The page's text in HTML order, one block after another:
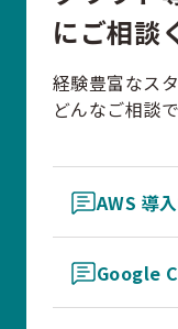
にご相談
経験豊富なス
どんなご相談
AWS 導
Google